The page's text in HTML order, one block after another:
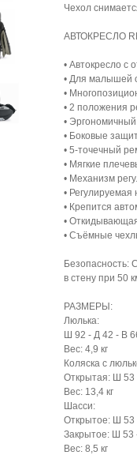
Чехол
АВТОКРЕСЛО
• Автокресло с
• Для малышей
•
• 2 положения
•
• Боковые
• 5-точечный
• Мягкие
• Механизм
•
• Крепится
•
• Съёмные
Безопасность:
в стену при 50
РАЗМЕРЫ:
Люлька:
Ш 92 - Д 42 - В
Вес: 4,9 кг
Коляска с
Открытая: Ш 53
Вес: 13,4 кг
Шасси:
Открытое: Ш 53
Закрытое: Ш 53
Вес: 8,5 кг